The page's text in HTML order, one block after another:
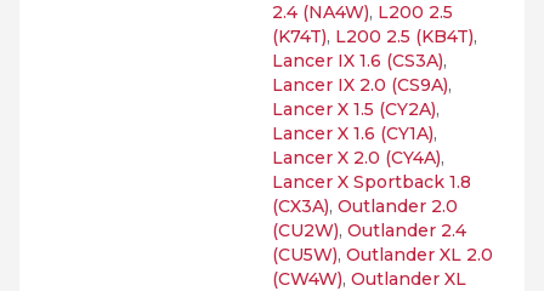
2.4 (NA4W), L200 2.5
(K74T), L200 2.5 (KB4T),
Lancer IX 1.6 (CS3A),
Lancer IX 2.0 (CS9A),
Lancer X 1.5 (CY2A),
Lancer X 1.6 (CY1A),
Lancer X 2.0 (CY4A),
Lancer X Sportback 1.8
(CX3A), Outlander 2.0
(CU2W), Outlander 2.4
(CU5W), Outlander XL 2.0
(CW4W), Outlander XL